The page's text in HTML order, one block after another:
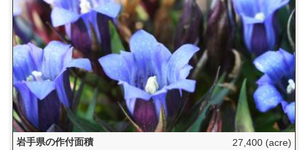
岩手県の作付面積 27,400 (acre)